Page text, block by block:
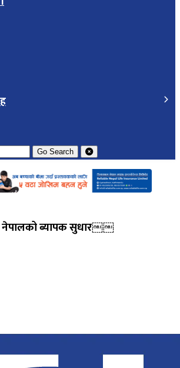
Go Search
नेपालको ब्यापक सुधार￼￼